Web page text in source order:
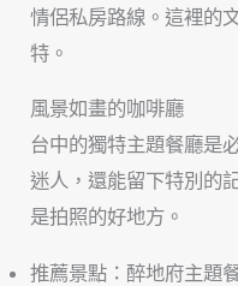
情侶私房路線。這裡的
特。
風景如畫的咖啡廳
台中的獨特主題餐廳是
迷人，還能留下特別的
是拍照的好地方。
推薦景點：醉地府主題